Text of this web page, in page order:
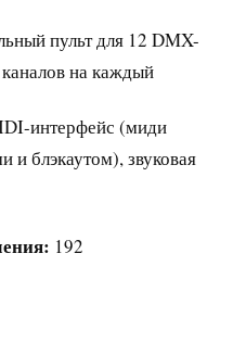
пульт для 12 DMX-
на каждый
интерфейс (миди
и блэкаутом), звуковая
192